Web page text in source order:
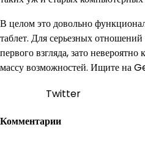
В целом это довольно
таблет. Для серьезных
первого взгляда, зато
массу возможностей. Ищите на
Twitter
Комментарии